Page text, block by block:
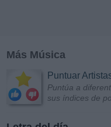
Más Música
Puntuar
Puntúa a
sus índices de